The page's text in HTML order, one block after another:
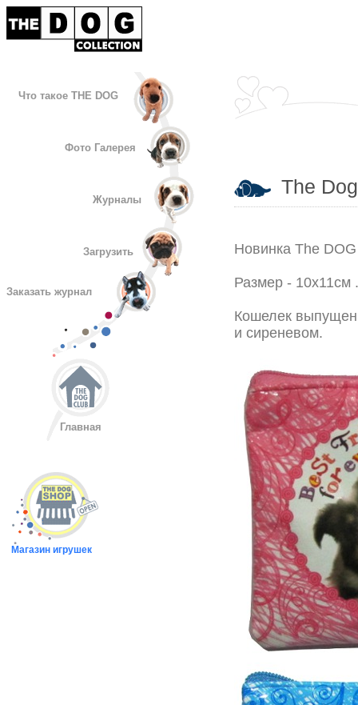
Что такое THE DOG
Фото Галерея
Журналы
Загрузить
Заказать журнал
Главная
Магазин игрушек
The
Новинка The
Размер - 10х11см
Кошелек выпущен
и сиреневом.